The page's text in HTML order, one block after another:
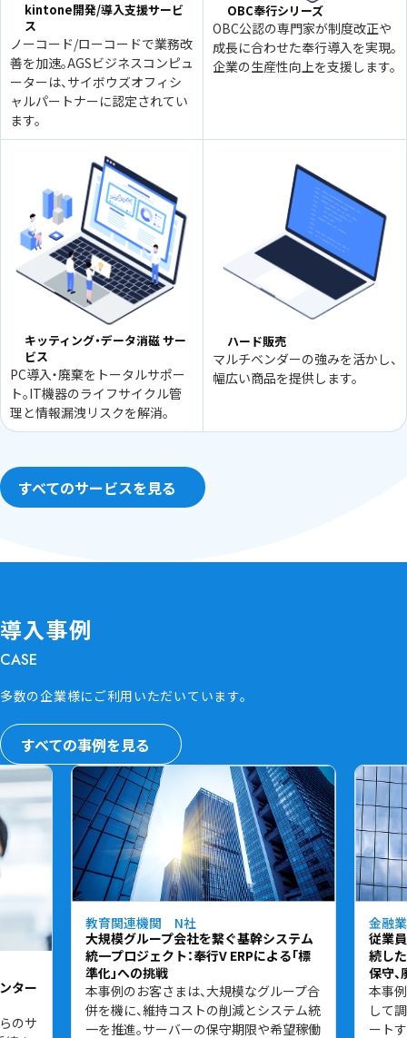
kintone開発/導入支援サービ
ス
ノーコード/ローコードで業務改
善を加速。AGSビジネスコンピュ
ーターは、サイボウズオフィシ
ャルパートナーに認定されてい
ます。
OBC奉行シリーズ
OBC公認の専門家が制度改正や
成長に合わせた奉行導入を実現。
企業の生産性向上を支援します。
キッティング・データ消磁 サー
ビス
PC導入・廃棄をトータルサポー
ト。IT機器のライフサイクル管
理と情報漏洩リスクを解消。
ハード販売
マルチベンダーの強みを活かし、
幅広い商品を提供します。
すべてのサービスを見る
導入事例
CASE
多数の企業様に ご利用いただいています。
すべての事例を見る
ター
のサ
教育関連機関 N社
大規模グループ会社を繋ぐ基幹システム
統一プロジェクト：奉行V ERPによる「標
準化」への挑戦
本事例のお客さまは、大規模なグループ合
併を機に、維持コストの削減とシステム統
一を推進。サーバーの保守期限や希望稼働
金融
従業
続し
保守
本事
して
ート